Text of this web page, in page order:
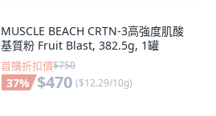
MUSCLE BEACH CRTN-3高強度肌酸
基質粉 Fruit Blast, 382.5g, 1罐
首購折扣價$750
37% $470 ($12.29/10g)